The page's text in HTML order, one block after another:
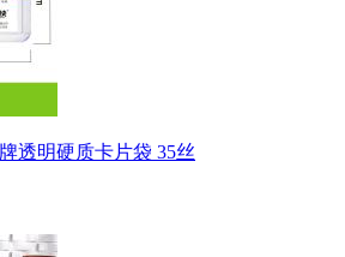
透明硬质卡片袋 35丝